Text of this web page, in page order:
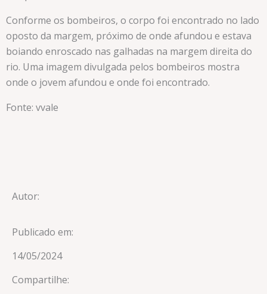
Conforme os bombeiros, o corpo foi encontrado no lado
oposto da margem, próximo de onde afundou e estava
boiando enroscado nas galhadas na margem direita do
rio. Uma imagem divulgada pelos bombeiros mostra
onde o jovem afundou e onde foi encontrado.
Fonte: vvale
Autor:
Publicado em:
14/05/2024
Compartilhe: